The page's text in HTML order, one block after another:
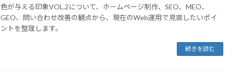
色が与える印象VOL.2について、ホームページ制作、SEO、MEO、
GEO、問い合わせ改善の観点から、現在のWeb運用で見直したいポイ
ントを整理します。
続きを読む